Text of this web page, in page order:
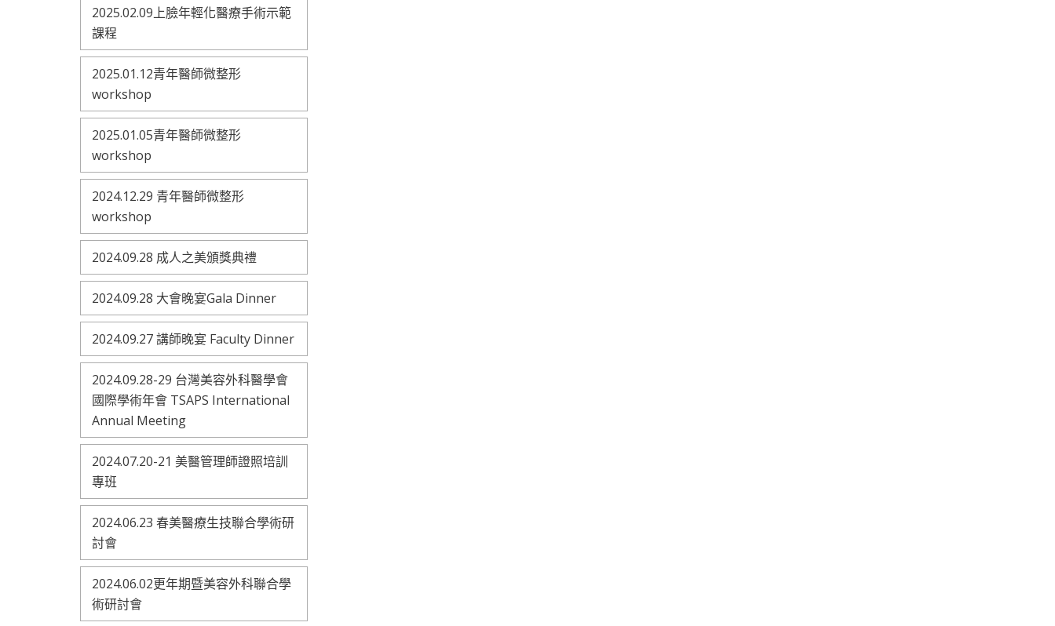
2025.02.09上臉年輕化醫療手術示範
課程
2025.01.12青年醫師微整形
workshop
2025.01.05青年醫師微整形
workshop
2024.12.29 青年醫師微整形
workshop
2024.09.28 成人之美頒獎典禮
2024.09.28 大會晚宴Gala Dinner
2024.09.27 講師晚宴 Faculty Dinner
2024.09.28-29 台灣美容外科醫學會
國際學術年會 TSAPS International
Annual Meeting
2024.07.20-21 美醫管理師證照培訓
專班
2024.06.23 春美醫療生技聯合學術研
討會
2024.06.02更年期暨美容外科聯合學
術研討會